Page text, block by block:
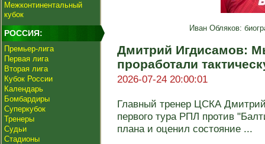
Межконтинентальный
кубок
РОССИЯ:
Премьер-лига
Первая лига
Вторая лига
Кубок России
Календарь
Бомбардиры
Суперкубок
Тренеры
Судьи
Стадионы
Иван Обляков:
Дмитрий Игдисамов:
проработали
2026-07-24 20:00:01
Главный тренер ЦСКА
первого тура РПЛ против
плана и оценил состояние ...